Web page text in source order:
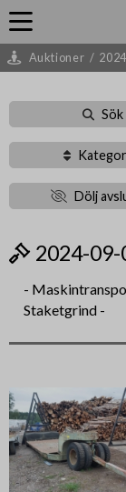
Auktioner /
Sök
Dölj
2024-
-
Staketgrind -